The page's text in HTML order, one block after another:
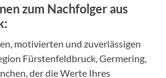
zum Nachfolger aus
motivierten und zuverlässigen
Fürstenfeldbruck, Germering,
der die Werte Ihres